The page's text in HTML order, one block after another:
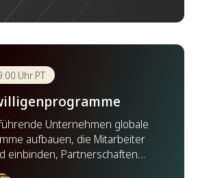
Uhr PT
Unternehmen globale
aufbauen, die Mitarbeiter
einbinden, Partnerschaften
Wirkung zeigen.